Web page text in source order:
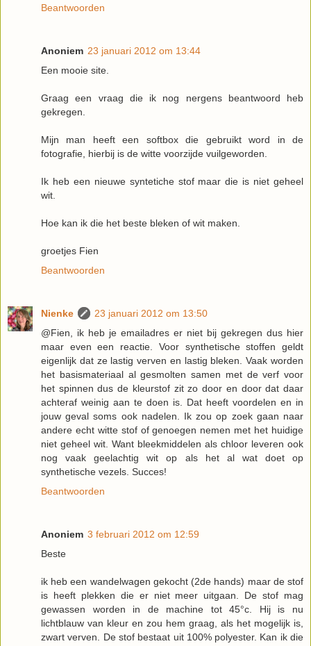
Beantwoorden
Anoniem 23 januari 2012 om 13:44
Een mooie site.
Graag een vraag die ik nog nergens beantwoord heb
gekregen.
Mijn man heeft een softbox die gebruikt word in de
fotografie, hierbij is de witte voorzijde vuilgeworden.
Ik heb een nieuwe syntetiche stof maar die is niet geheel
wit.
Hoe kan ik die het beste bleken of wit maken.
groetjes Fien
Beantwoorden
Nienke
23 januari 2012 om 13:50
@Fien, ik heb je emailadres er niet bij gekregen dus hier
maar even een reactie. Voor synthetische stoffen geldt
eigenlijk dat ze lastig verven en lastig bleken. Vaak worden
het basismateriaal al gesmolten samen met de verf voor
het spinnen dus de kleurstof zit zo door en door dat daar
achteraf weinig aan te doen is. Dat heeft voordelen en in
jouw geval soms ook nadelen. Ik zou op zoek gaan naar
andere echt witte stof of genoegen nemen met het huidige
niet geheel wit. Want bleekmiddelen als chloor leveren ook
nog vaak geelachtig wit op als het al wat doet op
synthetische vezels. Succes!
Beantwoorden
Anoniem 3 februari 2012 om 12:59
Beste
ik heb een wandelwagen gekocht (2de hands) maar de stof
is heeft plekken die er niet meer uitgaan. De stof mag
gewassen worden in de machine tot 45°c. Hij is nu
lichtblauw van kleur en zou hem graag, als het mogelijk is,
zwart verven. De stof bestaat uit 100% polyester. Kan ik die